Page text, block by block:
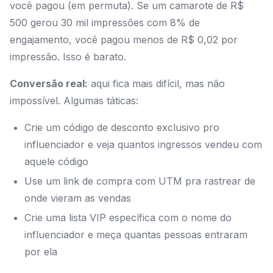
você pagou (em permuta). Se um camarote de R$
500 gerou 30 mil impressões com 8% de
engajamento, você pagou menos de R$ 0,02 por
impressão. Isso é barato.
Conversão real: aqui fica mais difícil, mas não
impossível. Algumas táticas:
Crie um código de desconto exclusivo pro
influenciador e veja quantos ingressos vendeu com
aquele código
Use um link de compra com UTM pra rastrear de
onde vieram as vendas
Crie uma lista VIP específica com o nome do
influenciador e meça quantas pessoas entraram
por ela